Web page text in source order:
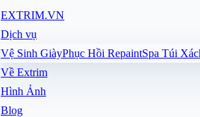
EXTRIM.VN
Dịch vụ
Vệ Sinh GiàyPhục Hồi RepaintSpa Túi
Về Extrim
Hình Ảnh
Blog